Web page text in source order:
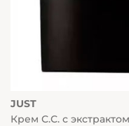
JUST
Крем С.С. с